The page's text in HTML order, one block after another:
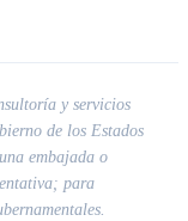
y servicios
de los Estados
embajada o
para